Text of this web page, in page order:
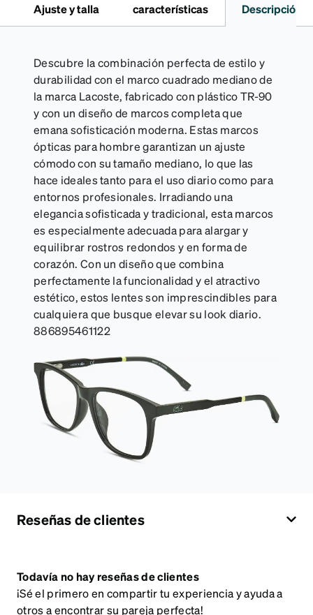
Ajuste y talla características Descripción
Descubre la combinación perfecta de estilo y
durabilidad con el marco cuadrado mediano de
la marca Lacoste, fabricado con plástico TR-90
y con un diseño de marcos completa que
emana sofisticación moderna. Estas marcos
ópticas para hombre garantizan un ajuste
cómodo con su tamaño mediano, lo que las
hace ideales tanto para el uso diario como para
entornos profesionales. Irradiando una
elegancia sofisticada y tradicional, esta marcos
es especialmente adecuada para alargar y
equilibrar rostros redondos y en forma de
corazón. Con un diseño que combina
perfectamente la funcionalidad y el atractivo
estético, estos lentes son imprescindibles para
cualquiera que busque elevar su look diario.
886895461122
Reseñas de clientes
Todavía no hay reseñas de clientes
¡Sé el primero en compartir tu experiencia y ayuda a
otros a encontrar su pareja perfecta!